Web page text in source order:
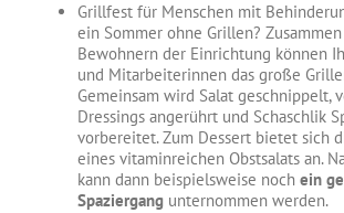
Grillfest für Menschen mit
ein Sommer ohne Grillen?
Bewohnern der Einrichtung können
und Mitarbeiterinnen das große
Gemeinsam wird Salat geschnippelt,
Dressings angerührt und Schaschlik
vorbereitet. Zum Dessert bietet sich
eines vitaminreichen Obstsalats an.
kann dann beispielsweise noch ein
Spaziergang unternommen werden.